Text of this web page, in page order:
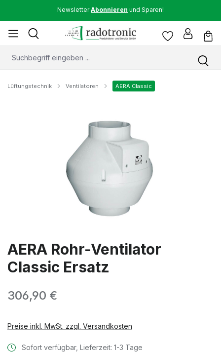
NewsletterAbonnieren und Sparen!
Lüftungstechnik Ventilatoren AERA Classic
Bildergalerie überspringen
AERA Rohr-Ventilator
Classic Ersatz
Regulärer Preis:
306,90 €
Preise inkl. MwSt. zzgl. Versandkosten
Sofort verfügbar, Lieferzeit: 1-3 Tage